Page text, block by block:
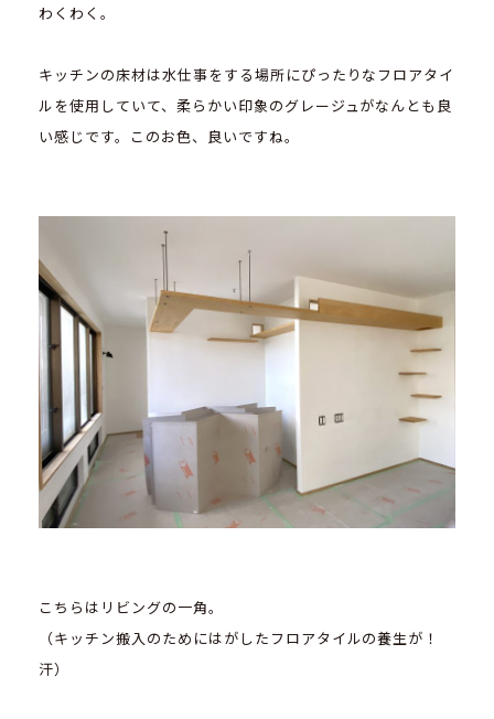
わくわく。
キッチンの床材は水仕事をする場所にぴったりなフロアタイ
ルを使用していて、柔らかい印象のグレージュがなんとも良
い感じです。このお色、良いですね。
こちらはリビングの一角。
（キッチン搬入のためにはがしたフロアタイルの養生が！
汗）